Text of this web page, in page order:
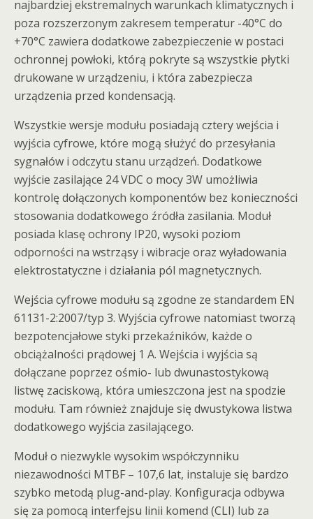
najbardziej ekstremalnych warunkach klimatycznych i
poza rozszerzonym zakresem temperatur -40°C do
+70°C zawiera dodatkowe zabezpieczenie w postaci
ochronnej powłoki, którą pokryte są wszystkie płytki
drukowane w urządzeniu, i która zabezpiecza
urządzenia przed kondensacją.
Wszystkie wersje modułu posiadają cztery wejścia i
wyjścia cyfrowe, które mogą służyć do przesyłania
sygnałów i odczytu stanu urządzeń. Dodatkowe
wyjście zasilające 24 VDC o mocy 3W umożliwia
kontrolę dołączonych komponentów bez konieczności
stosowania dodatkowego źródła zasilania. Moduł
posiada klasę ochrony IP20, wysoki poziom
odporności na wstrząsy i wibracje oraz wyładowania
elektrostatyczne i działania pól magnetycznych.
Wejścia cyfrowe modułu są zgodne ze standardem EN
61131-2:2007/typ 3. Wyjścia cyfrowe natomiast tworzą
bezpotencjałowe styki przekaźników, każde o
obciążalności prądowej 1 A. Wejścia i wyjścia są
dołączane poprzez ośmio- lub dwunastostykową
listwę zaciskową, która umieszczona jest na spodzie
modułu. Tam również znajduje się dwustykowa listwa
dodatkowego wyjścia zasilającego.
Moduł o niezwykle wysokim współczynniku
niezawodności MTBF – 107,6 lat, instaluje się bardzo
szybko metodą plug-and-play. Konfiguracja odbywa
się za pomocą interfejsu linii komend (CLI) lub za